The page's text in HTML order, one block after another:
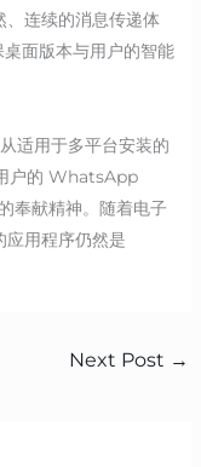
连续的消息传递体
面版本与用户的智能
适用于多平台安装的
户的 WhatsApp
奉献精神。随着电子
应用程序仍然是
Next Post →